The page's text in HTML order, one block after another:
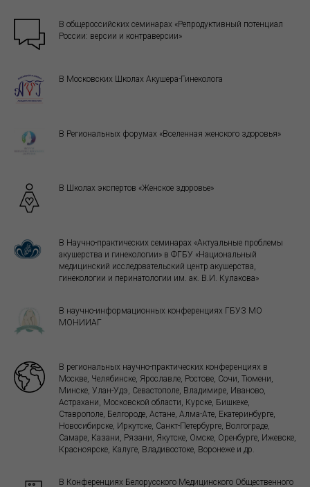
В общероссийских семинарах «Репродуктивный потенциал
России: версии и контраверсии»
В Московских Школах Акушера-Гинеколога
В Региональных форумах «Вселенная женского здоровья»
В Школах экспертов «Женское здоровье»
В Научно-практических семинарах «Актуальные проблемы
акушерства и гинекологии» в ФГБУ «Национальный
медицинский исследовательский центр акушерства,
гинекологии и перинатологии им. ак. В.И. Кулакова»
В научно-информационных конференциях ГБУЗ МО
МОНИИАГ
В региональных научно-практических конференциях в
Москве, Челябинске, Ярославле, Ростове, Сочи, Тюмени,
Минске, Улан-Удэ, Севастополе, Владимире, Иваново,
Астрахани, Московской области, Курске, Бишкеке,
Ставрополе, Белгороде, Астане, Алма-Ате, Екатеринбурге,
Новосибирске, Иркутске, Санкт-Петербурге, Волгограде,
Самаре, Казани, Рязани, Якутске, Омске, Оренбурге, Ижевске,
Красноярске, Калуге, Владивостоке, Воронеже и др.
В Конференциях Белорусского Медицинского Общественного